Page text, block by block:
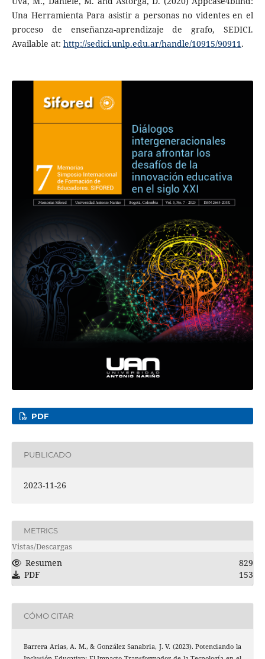
Una Herramienta Para asistir a personas no videntes en el
proceso de enseñanza-aprendizaje de grafo, SEDICI.
Available at: http://sedici.unlp.edu.ar/handle/10915/90911.
PDF
PUBLICADO
2023-11-26
METRICS
Vistas/Descargas
Resumen
829
PDF
153
CÓMO CITAR
Barrera Arias, A. M., & González Sanabria, J. V. (2023). Potenciando la